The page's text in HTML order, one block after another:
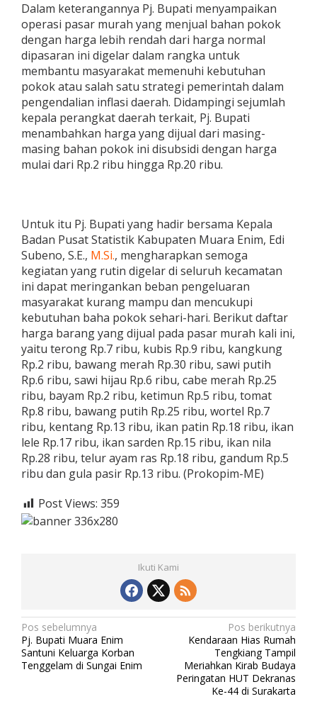
Dalam keterangannya Pj. Bupati menyampaikan
operasi pasar murah yang menjual bahan pokok
dengan harga lebih rendah dari harga normal
dipasaran ini digelar dalam rangka untuk
membantu masyarakat memenuhi kebutuhan
pokok atau salah satu strategi pemerintah dalam
pengendalian inflasi daerah. Didampingi sejumlah
kepala perangkat daerah terkait, Pj. Bupati
menambahkan harga yang dijual dari masing-
masing bahan pokok ini disubsidi dengan harga
mulai dari Rp.2 ribu hingga Rp.20 ribu.
Untuk itu Pj. Bupati yang hadir bersama Kepala
Badan Pusat Statistik Kabupaten Muara Enim, Edi
Subeno, S.E., M.Si., mengharapkan semoga
kegiatan yang rutin digelar di seluruh kecamatan
ini dapat meringankan beban pengeluaran
masyarakat kurang mampu dan mencukupi
kebutuhan baha pokok sehari-hari. Berikut daftar
harga barang yang dijual pada pasar murah kali ini,
yaitu terong Rp.7 ribu, kubis Rp.9 ribu, kangkung
Rp.2 ribu, bawang merah Rp.30 ribu, sawi putih
Rp.6 ribu, sawi hijau Rp.6 ribu, cabe merah Rp.25
ribu, bayam Rp.2 ribu, ketimun Rp.5 ribu, tomat
Rp.8 ribu, bawang putih Rp.25 ribu, wortel Rp.7
ribu, kentang Rp.13 ribu, ikan patin Rp.18 ribu, ikan
lele Rp.17 ribu, ikan sarden Rp.15 ribu, ikan nila
Rp.28 ribu, telur ayam ras Rp.18 ribu, gandum Rp.5
ribu dan gula pasir Rp.13 ribu. (Prokopim-ME)
Post Views: 359
Ikuti Kami
N
a
v
Pos sebelumnya
Pj. Bupati Muara Enim
Santuni Keluarga Korban
Tenggelam di Sungai Enim
Pos berikutnya
Kendaraan Hias Rumah
Tengkiang Tampil
Meriahkan Kirab Budaya
Peringatan HUT Dekranas
Ke-44 di Surakarta